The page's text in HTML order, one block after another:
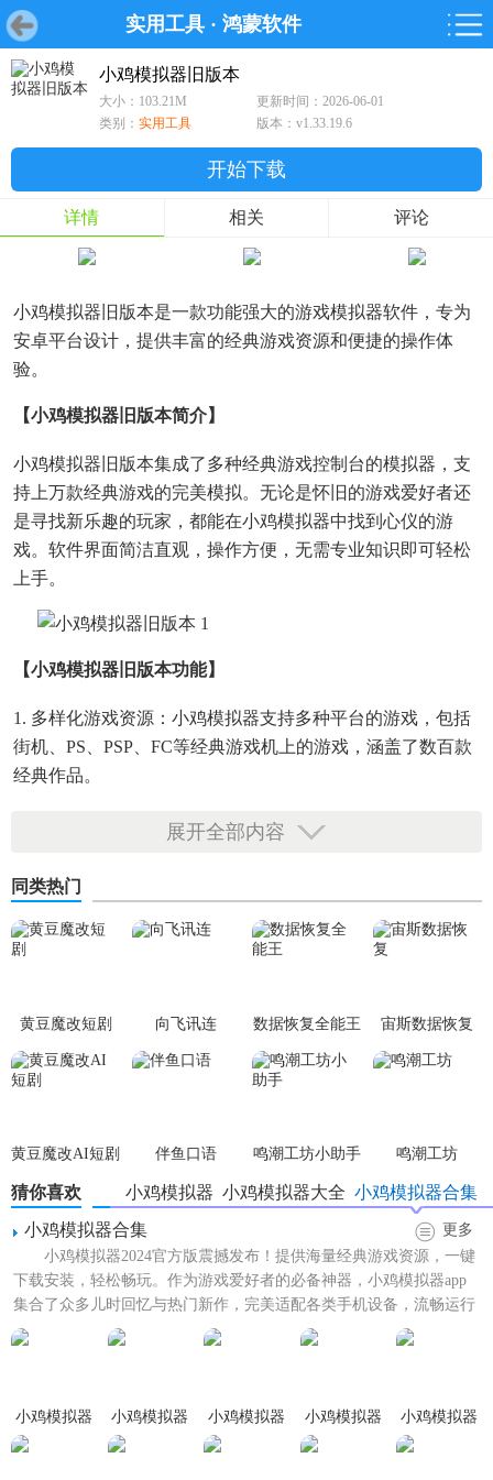
实用工具 · 鸿蒙软件
首页 游戏 软件
首页 游戏 软件 鸿蒙
游戏
鸿蒙
软件
专题
小鸡模拟器旧版本
大小：103.21M
更新时间：2026-06-01
类别： 实用工具 版本：v1.33.19.6
开始下载
详情 相关 评论
小鸡模拟器旧版本是一款功能强大的游戏模拟器软件，专为
安卓平台设计，提供丰富的经典游戏资源和便捷的操作体
验。
【小鸡模拟器旧版本简介】
小鸡模拟器旧版本集成了多种经典游戏控制台的模拟器，支
持上万款经典游戏的完美模拟。无论是怀旧的游戏爱好者还
是寻找新乐趣的玩家，都能在小鸡模拟器中找到心仪的游
戏。软件界面简洁直观，操作方便，无需专业知识即可轻松
上手。
【小鸡模拟器旧版本功能】
1. 多样化游戏资源：小鸡模拟器支持多种平台的游戏，包括
街机、PS、PSP、FC等经典游戏机上的游戏，涵盖了数百款
经典作品。
2. 一键安装与下载：软件提供了一键安装和下载功能，简化
3. 游戏存档与备份：支持游戏存档和云存档功能，玩家可以
随时备份游戏进度，更换设备时也能无缝继续游戏。
玩家可以和小伙伴一比高下，查看战绩排行。
1. 高速下载与省流量：支持全网高速下载，支持断点续传和
压缩包解压，更省流量。
2. 简洁大气的界面：软件界面简洁明了，用户可以轻松找到
所需的游戏和功能。
3. 丰富的游戏类别：提供了多种游戏类别，满足不同玩家的
需求，用户可以逐渐找到自己喜欢的游戏。
经典游戏更加方便快捷。
展开全部内容
同类热门
黄豆魔改短剧 向飞讯连 数据恢复全能王 宙斯数据恢复
黄豆魔改AI短剧 伴鱼口语 鸣潮工坊小助手 鸣潮工坊
猜你喜欢 小鸡模拟器合集
小鸡模拟器大全
小鸡模拟器
小鸡模拟器合集
更多
小鸡模拟器2024官方版震撼发布！提供海量经典游戏资源，一键
下载安装，轻松畅玩。作为游戏爱好者的必备神器，小鸡模拟器app
集合了众多儿时回忆与热门新作，完美适配各类手机设备，流畅运行
无卡顿。我们承诺为...
小鸡模拟器
小鸡模拟器
小鸡模拟器
安卓最新版
小鸡模拟器
小鸡模拟器
官方下载